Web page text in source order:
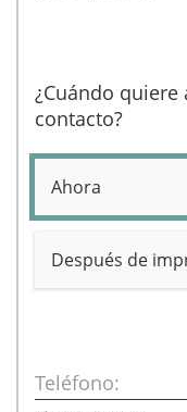
¿Cuándo
contacto?
Ahora
Después de
Teléfono: